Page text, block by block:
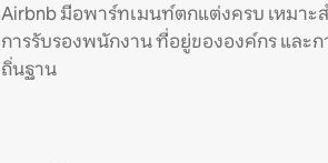
Airbnb มีอพาร์ทเมนท์ตกแต่งครบ เหมาะ
การรับรองพนักงาน ที่อยู่ขององค์กร และก
ถิ่นฐาน